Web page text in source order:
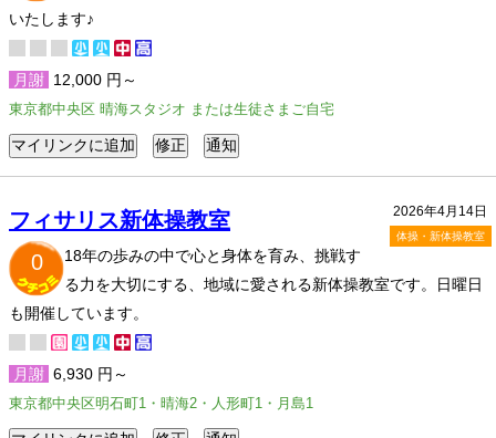
いたします♪
月謝 12,000 円～
東京都中央区 晴海スタジオ または生徒さまご自宅
2026年4月14日
体操・新体操教室
フィサリス新体操教室
0
18年の歩みの中で心と身体を育み、挑戦す
る力を大切にする、地域に愛される新体操教室です。日曜日
も開催しています。
月謝 6,930 円～
東京都中央区明石町1・晴海2・人形町1・月島1